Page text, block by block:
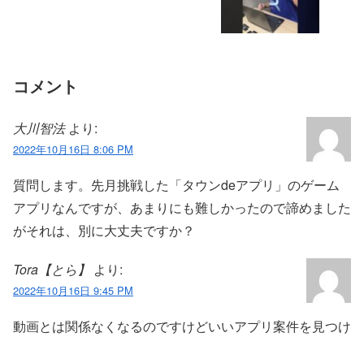
コメント
大川智法 より:
2022年10月16日 8:06 PM
質問します。先月挑戦した「タウンdeアプリ」のゲーム
アプリなんですが、あまりにも難しかったので諦めました
がそれは、別に大丈夫ですか？
Tora【とら】 より:
2022年10月16日 9:45 PM
動画とは関係なくなるのですけどいいアプリ案件を見つけ